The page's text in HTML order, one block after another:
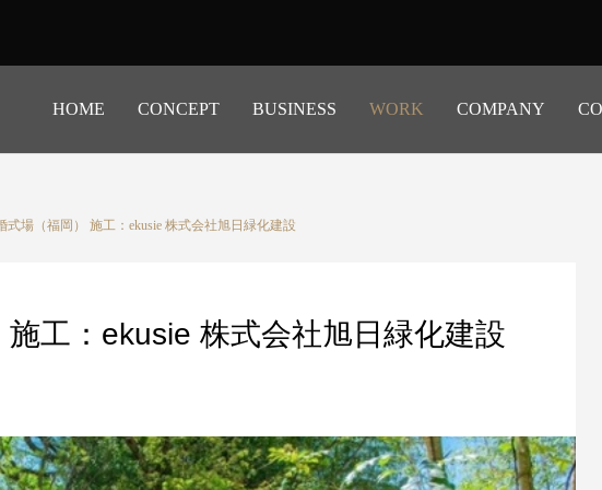
HOME CONCEPT BUSINESS WORK COMPANY
式場（福岡） 施工：ekusie 株式会社旭日緑化建設
工：ekusie 株式会社旭日緑化建設